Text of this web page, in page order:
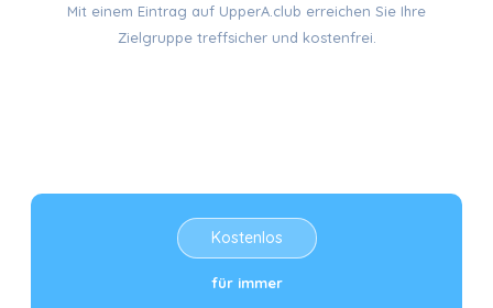
FÜR EINEN
EINTRAG
Mit einem Eintrag auf UpperA.club erreichen Sie Ihre
Zielgruppe treffsicher und kostenfrei.
Kostenlos
für immer